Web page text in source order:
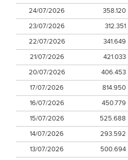
24/07/2026
358.120
23/07/2026
312.351
22/07/2026
341.649
21/07/2026
421.033
20/07/2026
406.453
17/07/2026
814.950
16/07/2026
450.779
15/07/2026
525.688
14/07/2026
293.592
13/07/2026
500.694